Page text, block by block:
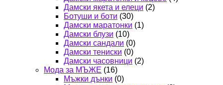
Дамски якета и елеци (2)
Ботуши и боти (30)
Дамски маратонки (1)
Дамски блузи (10)
Дамски сандали (0)
Дамски тениски (0)
Дамски часовници (2)
Мода за МЪЖЕ (16)
Мъжки дънки (0)